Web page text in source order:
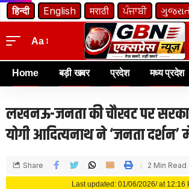
हिन्दी English मराठी ਪੰਜਾਬੀ
Aa
Home बड़ी खबर प्रदेश मध्य प्रदेश
लखनऊ-जनता की चौखट पर
योगी आदित्यनाथ ने ‘जनता दर्शन’
Last updated: 01/06/2026/ at 12:16
Share 2 Min Read